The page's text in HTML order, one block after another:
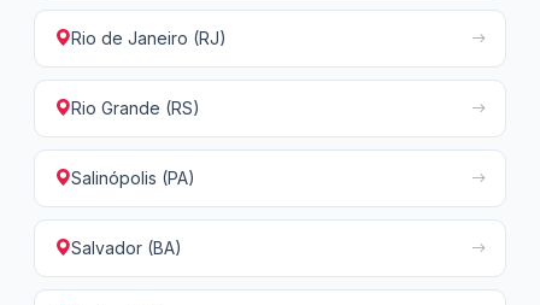
Rio de Janeiro (RJ)
Rio Grande (RS)
Salinópolis (PA)
Salvador (BA)